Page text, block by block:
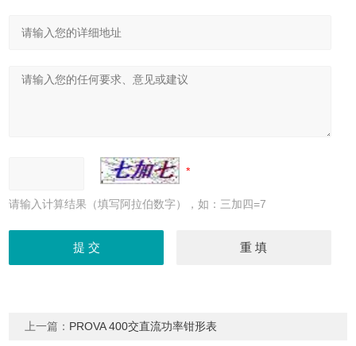
请输入计算结果（填写阿拉伯数字），如：三加四=7
上一篇： PROVA 400交直流功率钳形表